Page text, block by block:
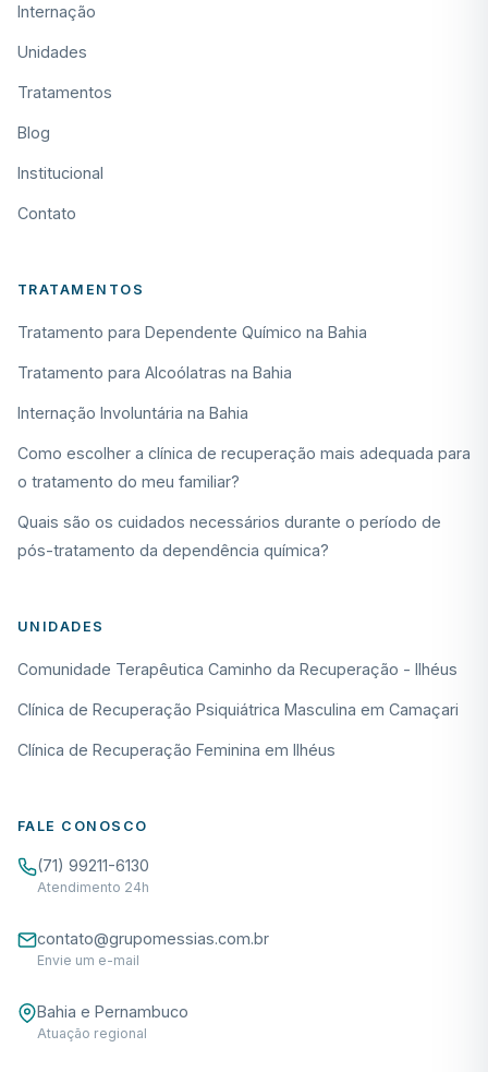
Internação
Unidades
Tratamentos
Blog
Institucional
Contato
TRATAMENTOS
Tratamento para Dependente Químico na Bahia
Tratamento para Alcoólatras na Bahia
Internação Involuntária na Bahia
Como escolher a clínica de recuperação mais adequada para
o tratamento do meu familiar?
Quais são os cuidados necessários durante o período de
pós-tratamento da dependência química?
UNIDADES
Comunidade Terapêutica Caminho da Recuperação - Ilhéus
Clínica de Recuperação Psiquiátrica Masculina em Camaçari
Clínica de Recuperação Feminina em Ilhéus
FALE CONOSCO
(71) 99211-6130
Atendimento 24h
contato@grupomessias.com.br
Envie um e-mail
Bahia e Pernambuco
Atuação regional